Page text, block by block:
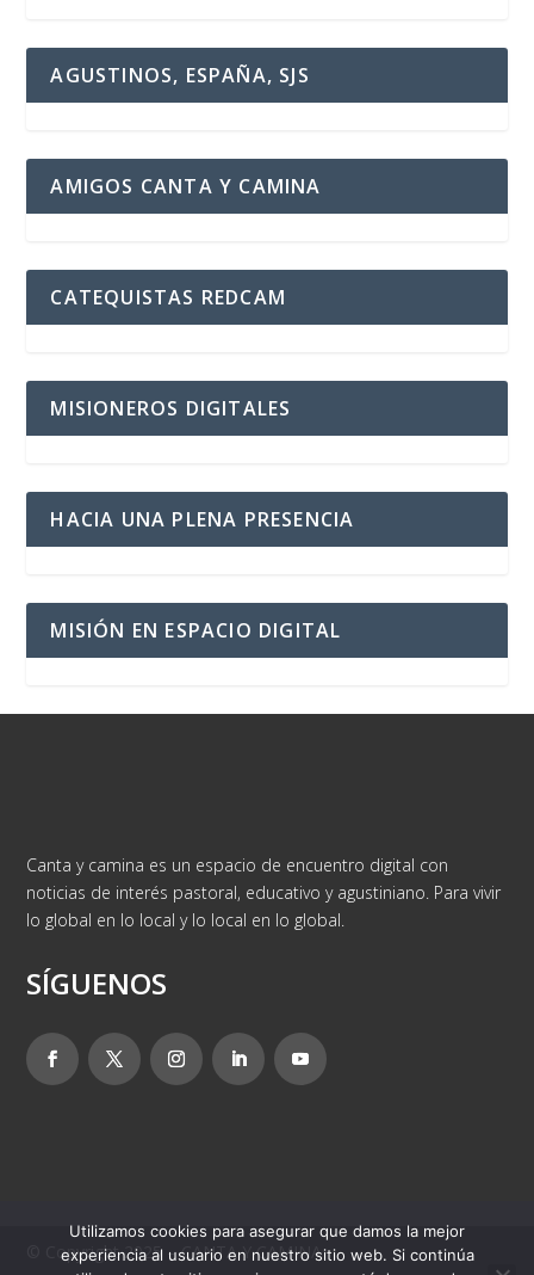
AGUSTINOS, ESPAÑA, SJS
AMIGOS CANTA Y CAMINA
CATEQUISTAS REDCAM
MISIONEROS DIGITALES
HACIA UNA PLENA PRESENCIA
MISIÓN EN ESPACIO DIGITAL
Canta y camina es un espacio de encuentro digital con
noticias de interés pastoral, educativo y agustiniano. Para vivir
lo global en lo local y lo local en lo global.
SÍGUENOS
© Copyright 2025 – CANTA Y CAMINA
Utilizamos cookies para asegurar que damos la mejor
experiencia al usuario en nuestro sitio web. Si continúa